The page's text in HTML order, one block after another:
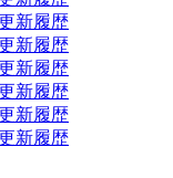
新履歴
新履歴
新履歴
新履歴
新履歴
新履歴